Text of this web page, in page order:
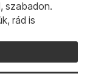
szabadon.
rád is